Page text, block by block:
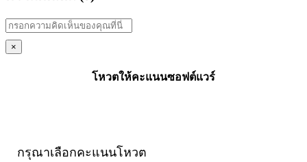
×
โหวตให้คะแนนซอฟต์แวร์
กรุณาเลือกคะแนนโหวต